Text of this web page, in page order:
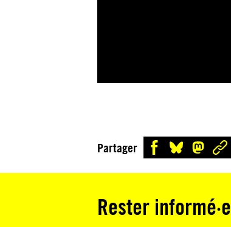
Partager
Rester informé·e